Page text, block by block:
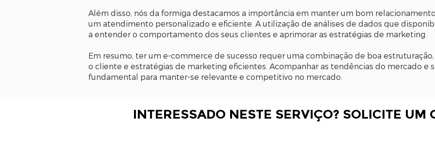
Além disso, nós da formiga destacamos a importância em manter um bom
um atendimento personalizado e eficiente. A utilização de análises de dados que
a entender o comportamento dos seus clientes e aprimorar as estratégias de marketing.
Em resumo, ter um e-commerce de sucesso requer uma combinação de boa
o cliente e estratégias de marketing eficientes. Acompanhar as tendências do mercado e
fundamental para manter-se relevante e competitivo no mercado.
INTERESSADO NESTE SERVIÇO? SOLICITE UM